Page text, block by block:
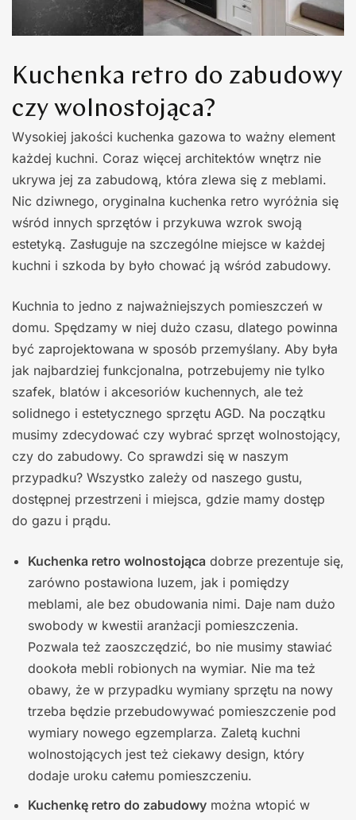
Kuchenka retro do zabudowy
czy wolnostojąca?
Wysokiej jakości kuchenka gazowa to ważny element
każdej kuchni. Coraz więcej architektów wnętrz nie
ukrywa jej za zabudową, która zlewa się z meblami.
Nic dziwnego, oryginalna kuchenka retro wyróżnia się
wśród innych sprzętów i przykuwa wzrok swoją
estetyką. Zasługuje na szczególne miejsce w każdej
kuchni i szkoda by było chować ją wśród zabudowy.
Kuchnia to jedno z najważniejszych pomieszczeń w
domu. Spędzamy w niej dużo czasu, dlatego powinna
być zaprojektowana w sposób przemyślany. Aby była
jak najbardziej funkcjonalna, potrzebujemy nie tylko
szafek, blatów i akcesoriów kuchennych, ale też
solidnego i estetycznego sprzętu AGD. Na początku
musimy zdecydować czy wybrać sprzęt wolnostojący,
czy do zabudowy. Co sprawdzi się w naszym
przypadku? Wszystko zależy od naszego gustu,
dostępnej przestrzeni i miejsca, gdzie mamy dostęp
do gazu i prądu.
Kuchenka retro wolnostojąca dobrze prezentuje się,
zarówno postawiona luzem, jak i pomiędzy
meblami, ale bez obudowania nimi. Daje nam dużo
swobody w kwestii aranżacji pomieszczenia.
Pozwala też zaoszczędzić, bo nie musimy stawiać
dookoła mebli robionych na wymiar. Nie ma też
obawy, że w przypadku wymiany sprzętu na nowy
trzeba będzie przebudowywać pomieszczenie pod
wymiary nowego egzemplarza. Zaletą kuchni
wolnostojących jest też ciekawy design, który
dodaje uroku całemu pomieszczeniu.
Kuchenkę retro do zabudowy można wtopić w